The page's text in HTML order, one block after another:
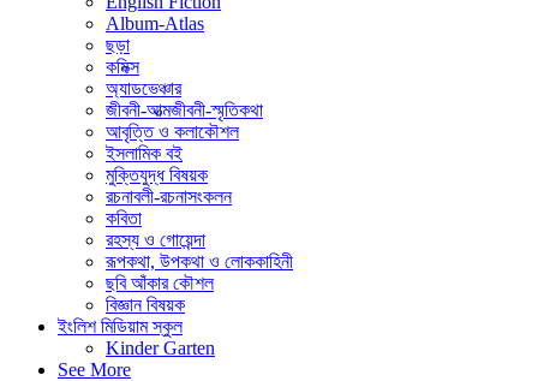
Album-Atlas
ছড়া
কমিক্স
অ্যাডভেঞ্চার
জীবনী-আত্মজীবনী-স্মৃতিকথা
আবৃত্তি ও কলাকৌশল
ইসলামিক বই
মুক্তিযুদ্ধ বিষয়ক
রচনাবলী-রচনাসংকলন
কবিতা
রহস্য ও গোয়েন্দা
রূপকথা, উপকথা ও লোককাহিনী
ছবি আঁকার কৌশল
বিজ্ঞান বিষয়ক
ইংলিশ মিডিয়াম স্কুল
Kinder Garten
See More